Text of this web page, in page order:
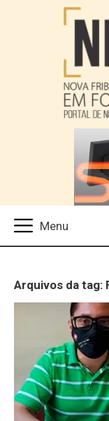
Arquivos da